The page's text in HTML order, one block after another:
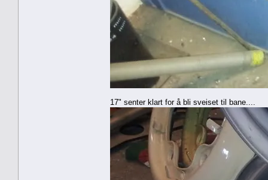
17" senter klart for å bli sveiset til bane....